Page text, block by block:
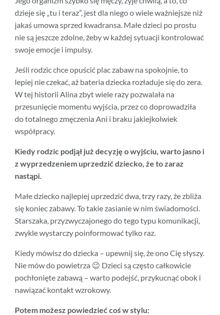
dzieje się „tu i teraz”, jest dla niego o wiele ważniejsze niż
jakaś umowa sprzed kwadransa. Małe dzieci po prostu
nie są jeszcze zdolne, żeby w każdej sytuacji kontrolować
swoje emocje i impulsy.
Jeśli rodzic chce opuścić plac zabaw na spokojnie, to
lepiej nie czekać, aż bateria dziecka rozładuje się do zera.
W tej historii Alina zbyt wiele razy pozwalała na
przesunięcie momentu wyjścia, przez co doprowadziła
do totalnego zmęczenia Ani i braku jakiejkolwiek
współpracy.
Kiedy rodzic podjął już decyzję o wyjściu, warto jasno i
z wyprzedzeniem uprzedzić dziecko, że to zaraz
nastąpi.
Małe dziecko najlepiej uprzedzić dwa, trzy razy, że zbliża
się koniec zabawy. To takie zasianie w nim świadomości.
Starszaka, przyzwyczajonego do tego typu komunikacji,
zwykle wystarczy poinformować tylko raz.
Kiedy mówisz do dziecka – upewnij się, że ono Cię słyszy.
Nie mów do powietrza 😉 Dzieci są często całkowicie
pochłonięte zabawą – warto podejść, przykucnąć obok i
nawiązać kontakt wzrokowy.
Potem możesz powiedzieć coś w stylu: